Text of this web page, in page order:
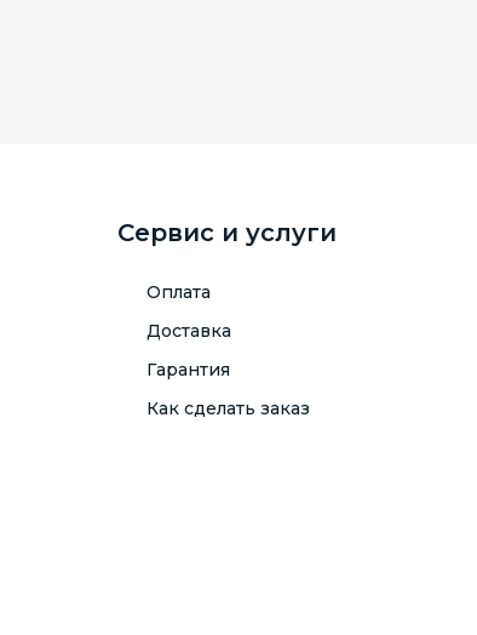
Сервис и услуги
Оплата
Доставка
Гарантия
Как сделать заказ